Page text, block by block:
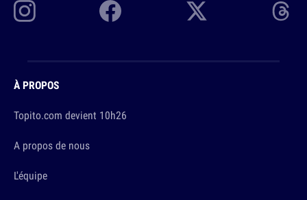
À PROPOS
Topito.com devient 10h26
A propos de nous
L'équipe